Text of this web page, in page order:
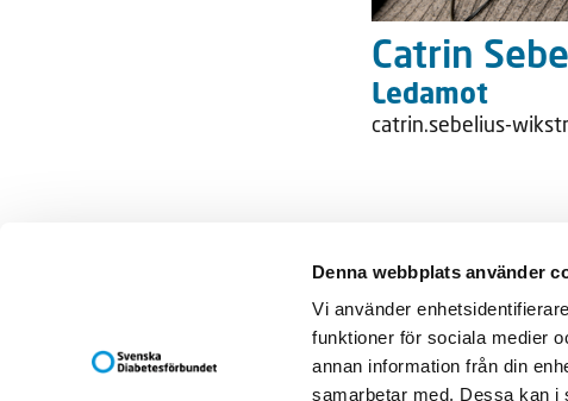
Denna webbplats använder
Vi använder
funktioner för sociala medier
annan information från din
samarbetar med. Dessa kan i
Catrin
Ledamot
catrin.sebelius-
Svenska
Box 5098
121 16
Besöksadress